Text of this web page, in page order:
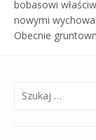
bobasowi
nowymi
Obecnie
Szukaj: